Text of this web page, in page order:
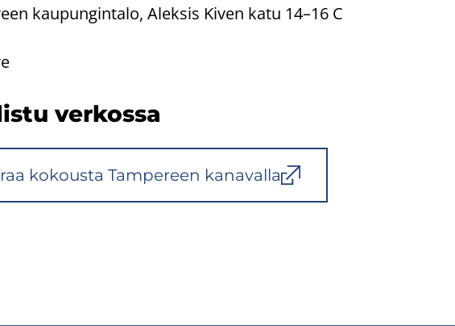
kau­pun­gin­ta­lo, Alek­sis Kiven katu 14–16 C
ver­kos­sa
ko­kous­ta Tam­pe­reen ka­na­val­la